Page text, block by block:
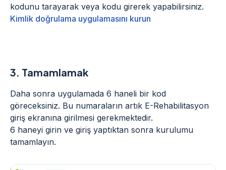
kodunu tarayarak veya kodu girerek yapabilirsiniz.
Kimlik doğrulama uygulamasını kurun
3. Tamamlamak
Daha sonra uygulamada 6 haneli bir kod
göreceksiniz. Bu numaraların artık E-Rehabilitasyon
giriş ekranına girilmesi gerekmektedir.
6 haneyi girin ve giriş yaptıktan sonra kurulumu
tamamlayın.